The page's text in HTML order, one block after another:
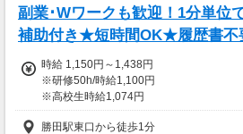
副業･Wワークも歓迎！1分単位
補助付き★短時間OK★履歴書不
時給 1,150円～1,438円
※研修50h/時給1,100円
※高校生時給1,074円
※高校生研修同時給
勝田駅東口から徒歩1分